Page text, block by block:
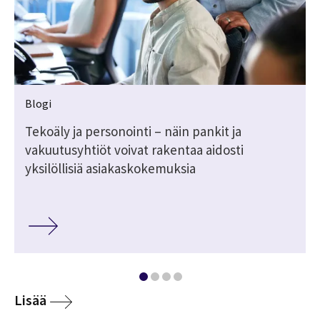
Blogi
Tekoäly ja personointi – näin pankit ja
vakuutusyhtiöt voivat rakentaa aidosti
yksilöllisiä asiakaskokemuksia
Lisää